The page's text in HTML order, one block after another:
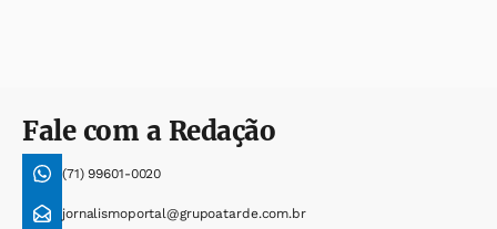
Fale com a Redação
(71) 99601-0020
jornalismoportal@grupoatarde.com.br